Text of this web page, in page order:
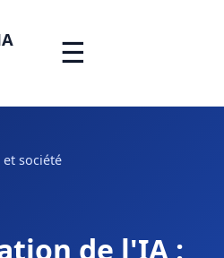
☰
et société
de l'IA :